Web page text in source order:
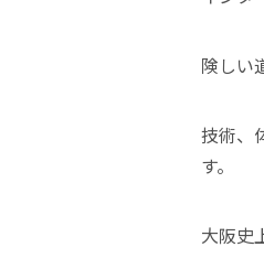
険しい
技術、
す。
大阪史